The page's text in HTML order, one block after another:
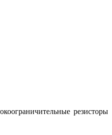
резисторы